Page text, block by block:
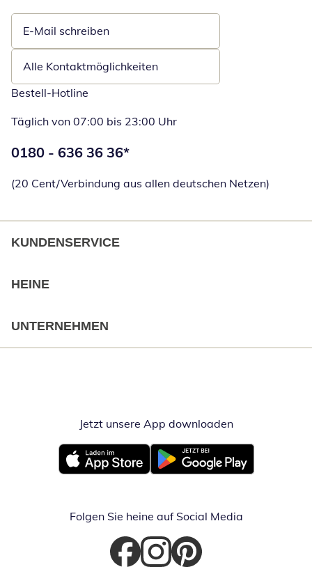
E-Mail schreiben
Öffnet E-Mail-Client
Alle Kontaktmöglichkeiten
Bestell-Hotline
Täglich von 07:00 bis 23:00 Uhr
Telefonnummer:
0180 - 636 36 36*
(20 Cent/Verbindung aus allen deutschen Netzen)
KUNDENSERVICE
HEINE
UNTERNEHMEN
Jetzt unsere App downloadenÖffnet in
Öffnet in neuem FensterÖffnet in neuem Fenster
Folgen Sie heine auf Social Media